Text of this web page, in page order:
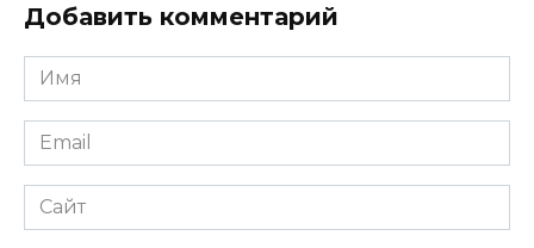
Добавить комментарий
Имя
*
Email
*
Сайт